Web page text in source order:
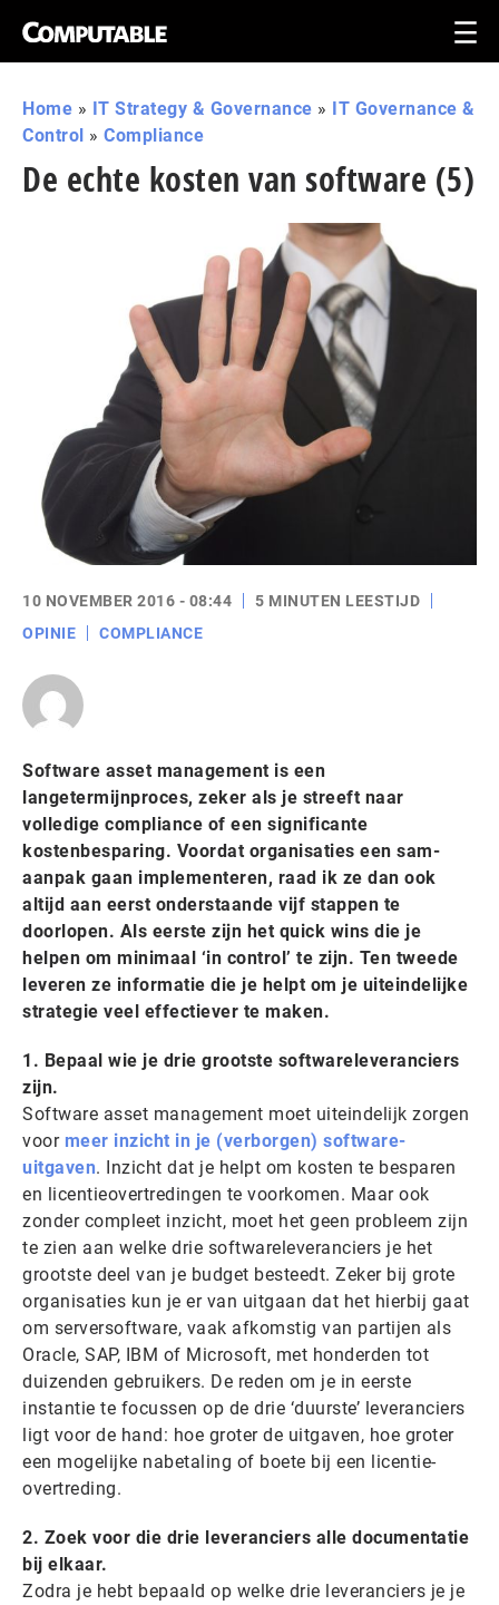
Home » IT Strategy & Governance » IT Governance &
Control » Compliance
De echte kosten van software (5)
10 NOVEMBER 2016 - 08:44
5 MINUTEN LEESTIJD
OPINIE
COMPLIANCE
Software asset management is een
langetermijnproces, zeker als je streeft naar
volledige compliance of een significante
kostenbesparing. Voordat organisaties een sam-
aanpak gaan implementeren, raad ik ze dan ook
altijd aan eerst onderstaande vijf stappen te
doorlopen. Als eerste zijn het quick wins die je
helpen om minimaal ‘in control’ te zijn. Ten tweede
leveren ze informatie die je helpt om je uiteindelijke
strategie veel effectiever te maken.
1. Bepaal wie je drie grootste softwareleveranciers
zijn.
Software asset management moet uiteindelijk zorgen
voor meer inzicht in je (verborgen) software-
uitgaven. Inzicht dat je helpt om kosten te besparen
en licentieovertredingen te voorkomen. Maar ook
zonder compleet inzicht, moet het geen probleem zijn
te zien aan welke drie softwareleveranciers je het
grootste deel van je budget besteedt. Zeker bij grote
organisaties kun je er van uitgaan dat het hierbij gaat
om serversoftware, vaak afkomstig van partijen als
Oracle, SAP, IBM of Microsoft, met honderden tot
duizenden gebruikers. De reden om je in eerste
instantie te focussen op de drie ‘duurste’ leveranciers
ligt voor de hand: hoe groter de uitgaven, hoe groter
een mogelijke nabetaling of boete bij een licentie-
overtreding.
2. Zoek voor die drie leveranciers alle documentatie
bij elkaar.
Zodra je hebt bepaald op welke drie leveranciers je je